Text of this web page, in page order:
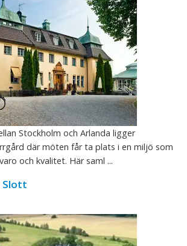
Stockholm och Arlanda ligger
där möten får ta plats i en miljö som
och kvalitet. Här saml ...
Slott